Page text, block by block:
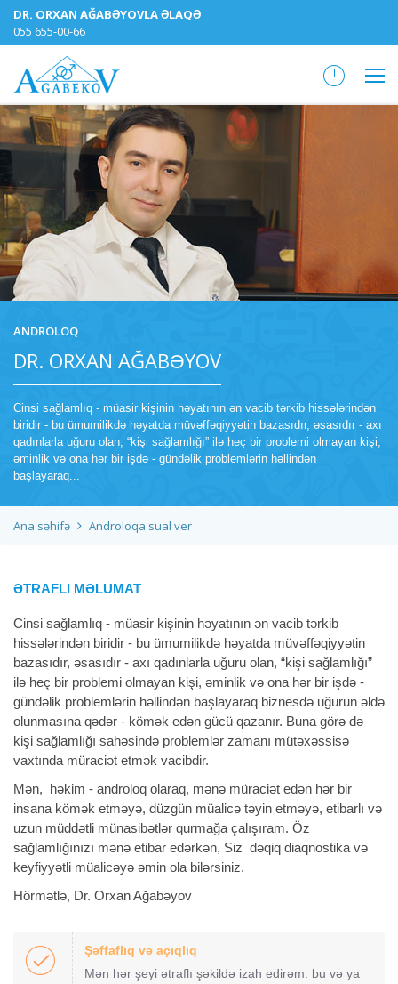
DR. ORXAN AĞABƏYOVLA ƏLAQƏ
055 655-00-66
ANDROLOQ
DR. ORXAN AĞABƏYOV
Cinsi sağlamlıq - müasir kişinin həyatının ən vacib tərkib hissələrindən
biridir - bu ümumilikdə həyatda müvəffəqiyyətin bazasıdır, əsasıdır - axı
qadınlarla uğuru olan, “kişi sağlamlığı” ilə heç bir problemi olmayan kişi,
əminlik və ona hər bir işdə - gündəlik problemlərin həllindən
başlayaraq...
Ana səhifə Androloqa sual ver
ƏTRAFLI MƏLUMAT
Cinsi sağlamlıq - müasir kişinin həyatının ən vacib tərkib
hissələrindən biridir - bu ümumilikdə həyatda müvəffəqiyyətin
bazasıdır, əsasıdır - axı qadınlarla uğuru olan, “kişi sağlamlığı”
ilə heç bir problemi olmayan kişi, əminlik və ona hər bir işdə -
gündəlik problemlərin həllindən başlayaraq biznesdə uğurun əldə
olunmasına qədər - kömək edən gücü qazanır. Buna görə də
kişi sağlamlığı sahəsində problemlər zamanı mütəxəssisə
vaxtında müraciət etmək vacibdir.
Mən, həkim - androloq olaraq, mənə müraciət edən hər bir
insana kömək etməyə, düzgün müalicə təyin etməyə, etibarlı və
uzun müddətli münasibətlər qurmağa çalışıram. Öz
sağlamlığınızı mənə etibar edərkən, Siz dəqiq diaqnostika və
keyfiyyətli müalicəyə əmin ola bilərsiniz.
Hörmətlə, Dr. Orxan Ağabəyov
Şəffaflıq və açıqlıq
Mən hər şeyi ətraflı şəkildə izah edirəm: bu və ya